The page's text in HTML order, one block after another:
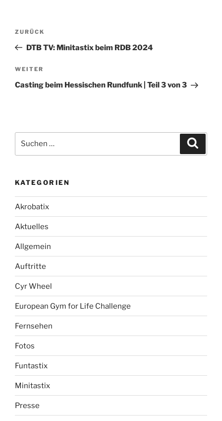
Beitragsnavigation
Vorheriger
Beitrag
ZURÜCK
DTB TV: Minitastix beim RDB 2024
Nächster
Beitrag
WEITER
Casting beim Hessischen Rundfunk | Teil 3 von 3
nach:
KATEGORIEN
Akrobatix
Aktuelles
Allgemein
Auftritte
Cyr Wheel
European Gym for Life Challenge
Fernsehen
Fotos
Funtastix
Minitastix
Presse